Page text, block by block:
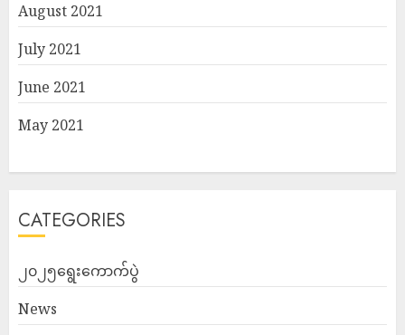
August 2021
July 2021
June 2021
May 2021
CATEGORIES
၂၀၂၅ရွေးကောက်ပွဲ
News